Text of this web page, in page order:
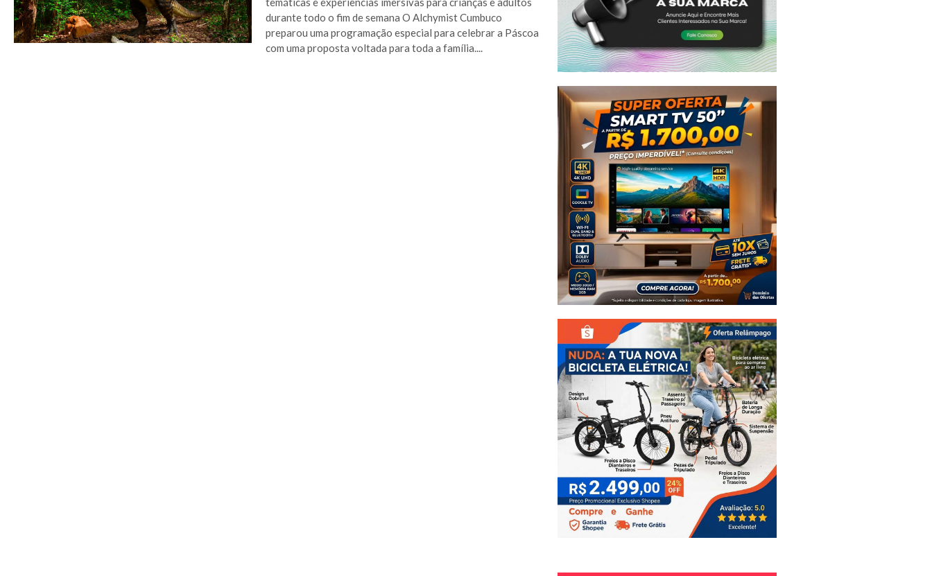
durante todo o fim de semana O Alchymist Cumbuco
preparou uma programação especial para celebrar a Páscoa
com uma proposta voltada para toda a família....